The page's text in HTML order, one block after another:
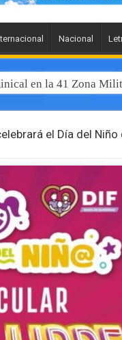
Nacional
en la 41 Zona
el Día del